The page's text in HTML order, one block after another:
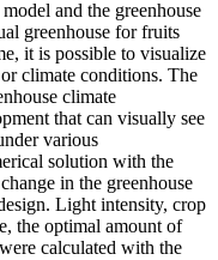
and the greenhouse
greenhouse for fruits
it is possible to visualize
climate conditions. The
climate
that can visually see
various
solution with the
in the greenhouse
Light intensity, crop
the optimal amount of
calculated with the